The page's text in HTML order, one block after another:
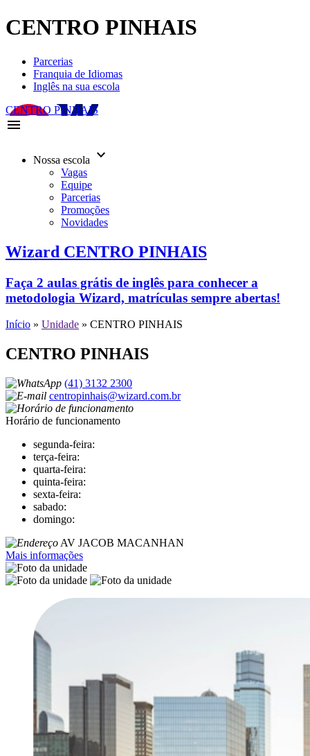
CENTRO PINHAIS
Parcerias
Franquia de Idiomas
Inglês na sua escola
CENTRO PINHAIS
menu
Nossa escola keyboard_arrow_down
Vagas
Equipe
Parcerias
Promoções
Novidades
Wizard CENTRO PINHAIS
Faça 2 aulas grátis de inglês para conhecer a
metodologia Wizard, matrículas sempre abertas!
Início » Unidade » CENTRO PINHAIS
CENTRO PINHAIS
(41) 3132 2300
centropinhais@wizard.com.br
Horário de funcionamento
segunda-feira:
terça-feira:
quarta-feira:
quinta-feira:
sexta-feira:
sabado:
domingo:
AV JACOB MACANHAN
Mais informações